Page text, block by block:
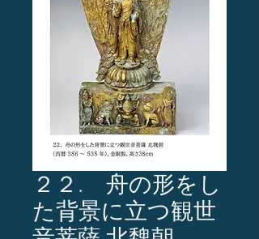
２２. 舟の形をし
た背景に立つ観世